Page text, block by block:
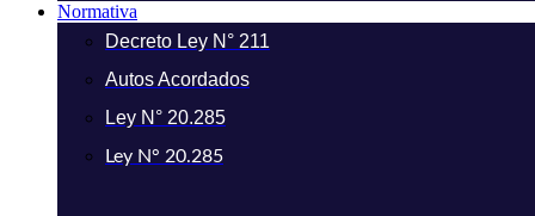
Normativa
Decreto Ley N° 211
Autos Acordados
Ley N° 20.285
Ley N° 20.285